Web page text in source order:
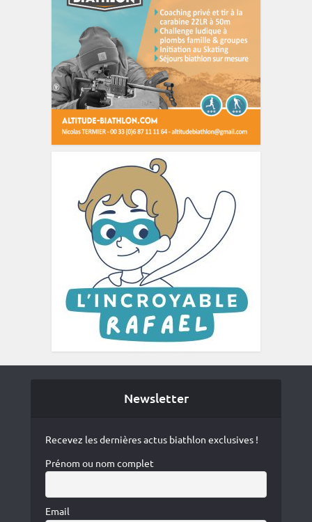
Newsletter
Recevez les dernières actus biathlon exclusives !
Prénom ou nom complet
Email